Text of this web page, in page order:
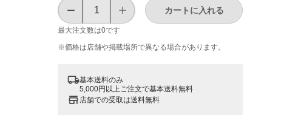
最大注文数は0です
カートに入れる
※価格は​店舗や​掲載場所で​異なる​場合が​あります。
基本送料のみ
5,000円以上ご注文で基本送料無料
店舗での受取は送料無料